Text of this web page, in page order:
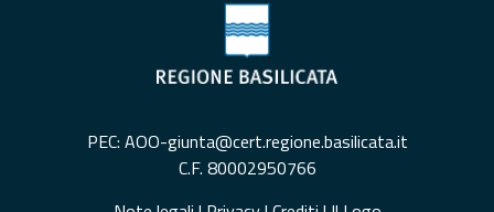
PEC: AOO-giunta@cert.regione.basilicata.it
C.F. 80002950766